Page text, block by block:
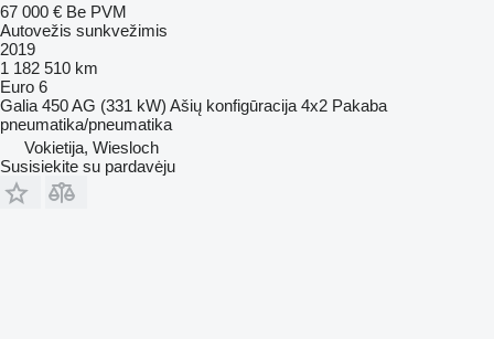
67 000 € Be PVM
Autovežis sunkvežimis
2019
1 182 510 km
Euro 6
Galia 450 AG (331 kW) Ašių konfigūracija 4x2 Pakaba
pneumatika/pneumatika
Vokietija, Wiesloch
Susisiekite su pardavėju